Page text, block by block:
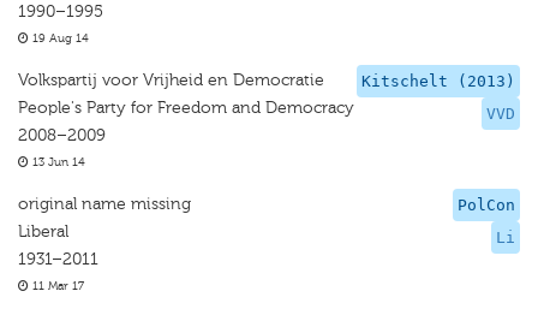
1990–1995
19 Aug 14
Kitschelt (2013)
VVD
Volkspartij voor Vrijheid en Democratie
People's Party for Freedom and Democracy
2008–2009
13 Jun 14
PolCon
Li
original name missing
Liberal
1931–2011
11 Mar 17